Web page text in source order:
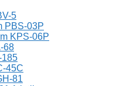
5
PBS-03P
KPS-06P
68
185
45C
81